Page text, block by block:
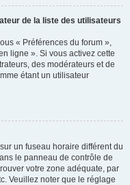
de la liste des utilisateurs
« Préférences du forum »,
ligne ». Si vous activez cette
des modérateurs et de
étant un utilisateur
un fuseau horaire différent du
le panneau de contrôle de
votre zone adéquate, par
Veuillez noter que le réglage